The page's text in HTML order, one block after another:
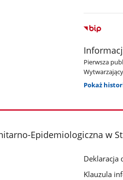
Pierwsza
Pokaż
Epidemiologiczna w
Deklaracja
Klauzula